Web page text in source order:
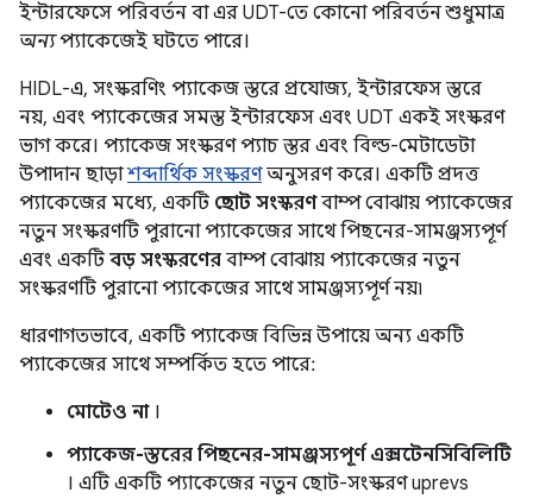
ইন্টারফেসে পরিবর্তন বা এর UDT-তে কোনো পরিবর্তন শুধুমাত্র
অন্যপ্যাকেজেই ঘটতে পারে।
HIDL-এ, সংস্করণিং প্যাকেজ স্তরে প্রযোজ্য, ইন্টারফেস স্তরে
নয়, এবং প্যাকেজের সমস্ত ইন্টারফেস এবং UDT একই সংস্করণ
ভাগ করে। প্যাকেজ সংস্করণ প্যাচ স্তর এবং বিল্ড-মেটাডেটা
উপাদান ছাড়াশব্দার্থিক সংস্করণঅনুসরণ করে। একটি প্রদত্ত
প্যাকেজের মধ্যে, একটি ছোট সংস্করণবাম্প বোঝায় প্যাকেজের
নতুন সংস্করণটি পুরানো প্যাকেজের সাথে পিছনের-সামঞ্জস্যপূর্ণ
এবং একটি বড় সংস্করণের বাম্প বোঝায় প্যাকেজের নতুন
সংস্করণটি পুরানো প্যাকেজের সাথে সামঞ্জস্যপূর্ণ নয়৷
ধারণাগতভাবে, একটি প্যাকেজ বিভিন্ন উপায়ে অন্য একটি
প্যাকেজের সাথে সম্পর্কিত হতে পারে:
মোটেও না।
প্যাকেজ-স্তরের পিছনের-সামঞ্জস্যপূর্ণ এক্সটেনসিবিলিটি
। এটি একটি প্যাকেজের নতুন ছোট-সংস্করণ uprevs